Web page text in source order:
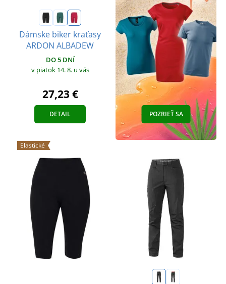
Dámske biker kraťasy
ARDON ALBADEW
DO 5 DNÍ
v piatok 14. 8. u vás
27,23 €
DETAIL POZRIEŤ SA
Elastické